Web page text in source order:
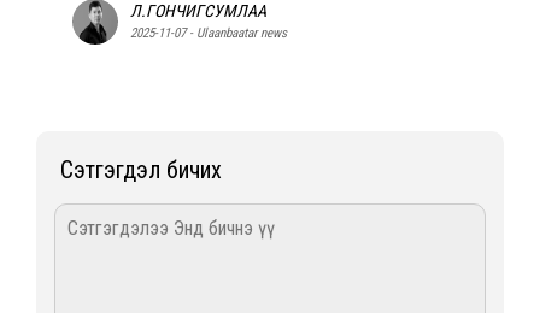
Л.ГОНЧИГСУМЛАА
2025-11-07 - Ulaanbaatar news
Сэтгэгдэл бичих